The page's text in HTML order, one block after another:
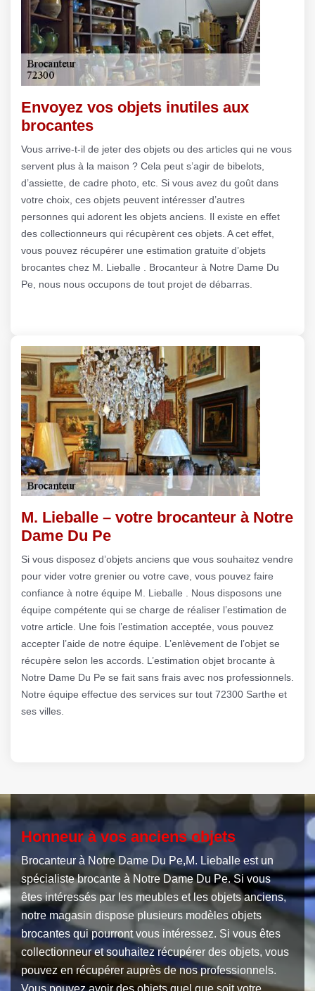
Envoyez vos objets inutiles aux
brocantes
Vous arrive-t-il de jeter des objets ou des articles qui ne vous
servent plus à la maison ? Cela peut s’agir de bibelots,
d’assiette, de cadre photo, etc. Si vous avez du goût dans
votre choix, ces objets peuvent intéresser d’autres
personnes qui adorent les objets anciens. Il existe en effet
des collectionneurs qui récupèrent ces objets. A cet effet,
vous pouvez récupérer une estimation gratuite d’objets
brocantes chez M. Lieballe . Brocanteur à Notre Dame Du
Pe, nous nous occupons de tout projet de débarras.
M. Lieballe – votre brocanteur à Notre
Dame Du Pe
Si vous disposez d’objets anciens que vous souhaitez vendre
pour vider votre grenier ou votre cave, vous pouvez faire
confiance à notre équipe M. Lieballe . Nous disposons une
équipe compétente qui se charge de réaliser l’estimation de
votre article. Une fois l’estimation acceptée, vous pouvez
accepter l’aide de notre équipe. L’enlèvement de l’objet se
récupère selon les accords. L’estimation objet brocante à
Notre Dame Du Pe se fait sans frais avec nos professionnels.
Notre équipe effectue des services sur tout 72300 Sarthe et
ses villes.
Honneur à vos anciens objets
Brocanteur à Notre Dame Du Pe,M. Lieballe est un
spécialiste brocante à Notre Dame Du Pe. Si vous
êtes intéressés par les meubles et les objets anciens,
notre magasin dispose plusieurs modèles objets
brocantes qui pourront vous intéressez. Si vous êtes
collectionneur et souhaitez récupérer des objets, vous
pouvez en récupérer auprès de nos professionnels.
Vous pouvez avoir des objets quel que soit votre